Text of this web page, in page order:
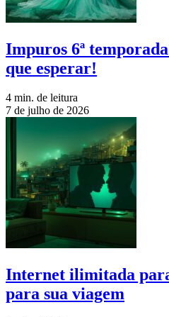
Impuros 6ª
que esperar!
4 min. de leitura
7 de julho de 2026
Internet ilimitada
para sua viagem